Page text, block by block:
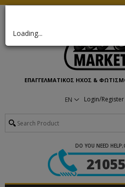
ΕΠΑΓΓΕΛΜΑΤΙΚΟΣ ΗΧΟΣ &
EN Login/Register
DO YOU NEED
Loading...